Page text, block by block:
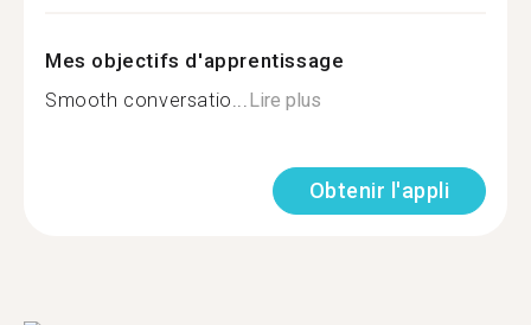
Mes objectifs d'apprentissage
Smooth conversatio...Lire plus
Obtenir l'appli